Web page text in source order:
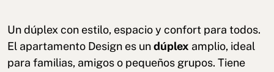
Un dúplex con estilo, espacio y confort para todos.
El apartamento Design es undúplex amplio, ideal
para familias, amigos o pequeños grupos. Tiene